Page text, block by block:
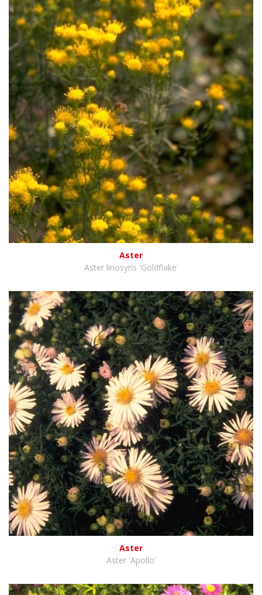
Aster
Aster linosyris 'Goldflake'
Aster
Aster 'Apollo'